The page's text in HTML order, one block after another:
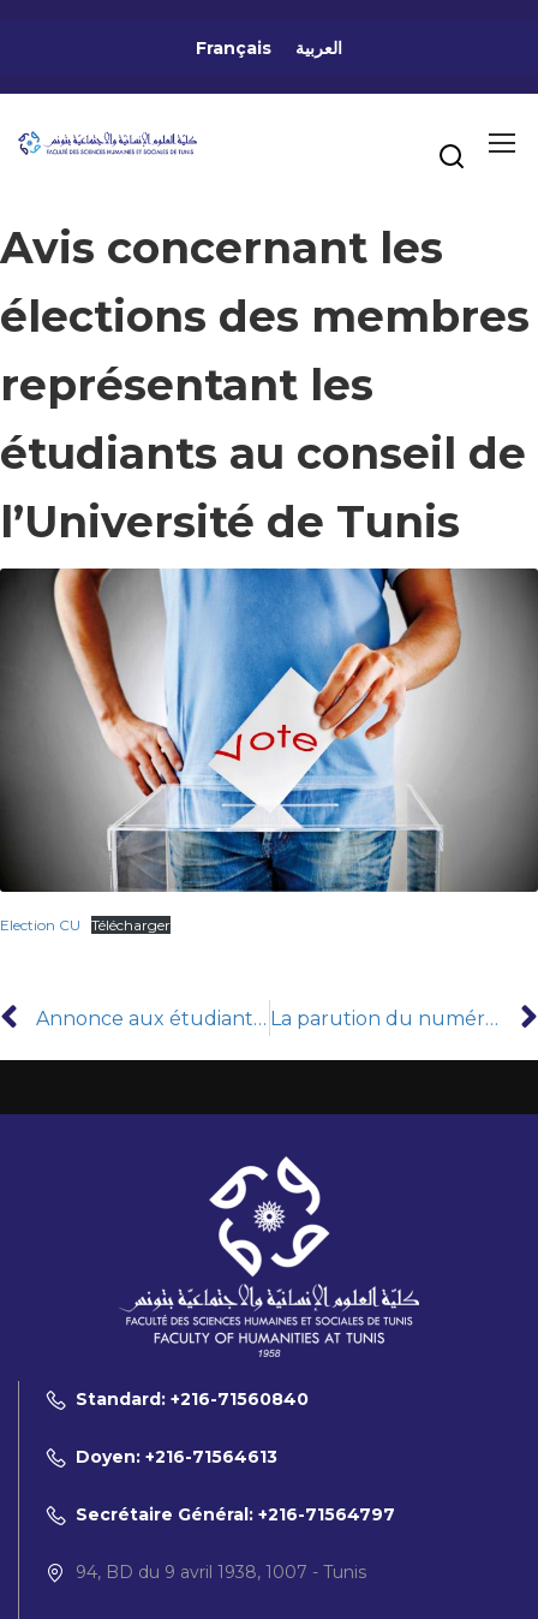
Français العربية
Avis concernant les
élections des membres
représentant les
étudiants au conseil de
l’Université de Tunis
Election CU Télécharger
Annonce aux étudiants L1,L2 et L3 Philosophie La parution du numéro double de la Revue Tunisienne de Géographie (60-61)
Standard: +216-71560840
Doyen: +216-71564613
Secrétaire Général: +216-71564797
94, BD du 9 avril 1938, 1007 - Tunis